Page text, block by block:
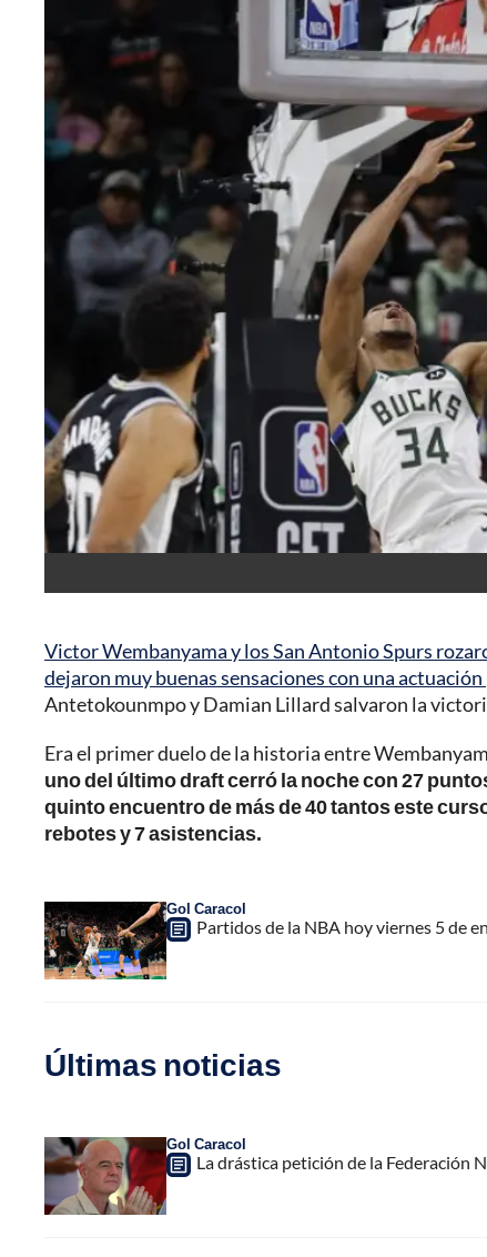
Victor Wembanyama y los San Antonio Spurs
dejaron muy buenas sensaciones con una
Antetokounmpo y Damian Lillard salvaron la
Era el primer duelo de la historia entre
uno del último draft cerró la noche con 27
quinto encuentro de más de 40 tantos este
rebotes y 7 asistencias.
Gol Caracol
Partidos de la NBA hoy viernes 5 de
Últimas noticias
Gol Caracol
La drástica petición de la Federación